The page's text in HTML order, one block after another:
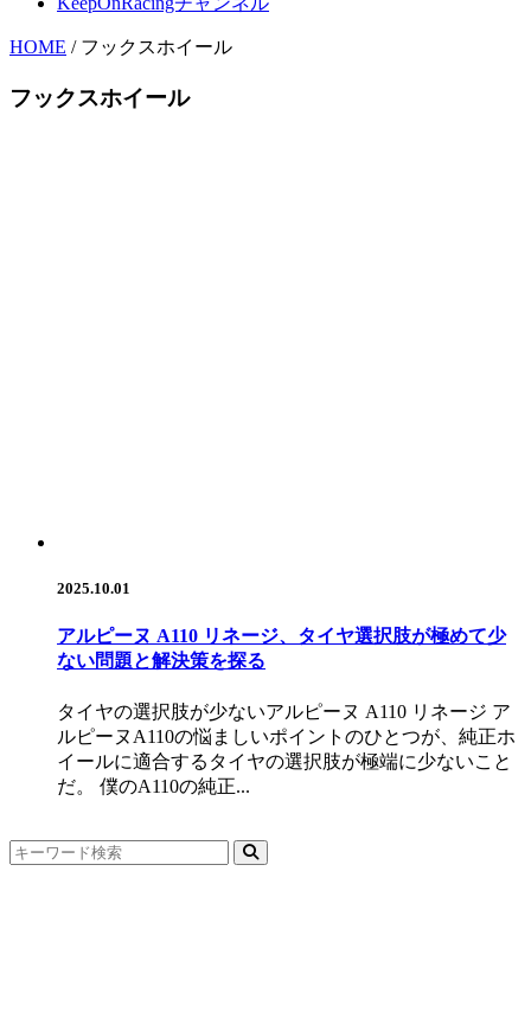
HOME / フックスホイール
フックスホイール
2025.10.01
アルピーヌ A110 リネージ、タイヤ選択肢が極めて少
ない問題と解決策を探る
タイヤの選択肢が少ないアルピーヌ A110 リネージ ア
ルピーヌA110の悩ましいポイントのひとつが、純正ホ
イールに適合するタイヤの選択肢が極端に少ないこと
だ。 僕のA110の純正...